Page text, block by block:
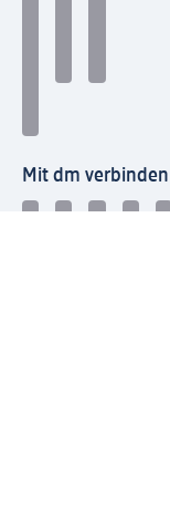
Mit dm verbinden